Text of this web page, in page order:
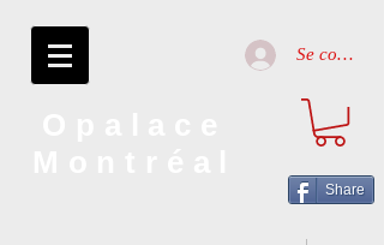
Se connecter
Share